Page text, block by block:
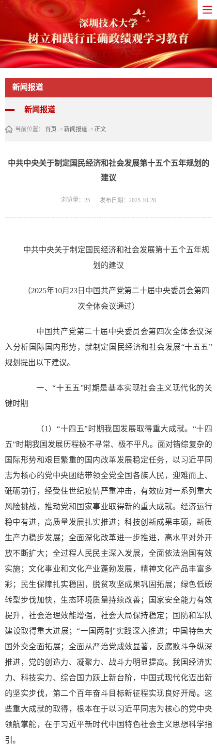
新闻报道
新闻报道
当前位置： 首页 -> 新闻报道-> 正文
中共中央关于制定国民经济和社会发展第十五个五年规划的
建议
浏览量： 25 发布日期：2025-10-28
中共中央关于制定国民经济和社会发展第十五个五年规
划的建议
（2025年10月23日中国共产党第二十届中央委员会第四
次全体会议通过）
中国共产党第二十届中央委员会第四次全体会议深
入分析国际国内形势，就制定国民经济和社会发展“十五五”
规划提出以下建议。
一、“十五五”时期是基本实现社会主义现代化的关
键时期
（1）“十四五”时期我国发展取得重大成就。“十四
五”时期我国发展历程极不寻常、极不平凡。面对错综复杂的
国际形势和艰巨繁重的国内改革发展稳定任务，以习近平同
志为核心的党中央团结带领全党全国各族人民，迎难而上、
砥砺前行，经受住世纪疫情严重冲击，有效应对一系列重大
风险挑战，推动党和国家事业取得新的重大成就。经济运行
稳中有进，高质量发展扎实推进；科技创新成果丰硕，新质
生产力稳步发展；全面深化改革进一步推进，高水平对外开
放不断扩大；全过程人民民主深入发展，全面依法治国有效
实施；文化事业和文化产业蓬勃发展，精神文化产品丰富多
彩；民生保障扎实稳固，脱贫攻坚成果巩固拓展；绿色低碳
转型步伐加快，生态环境质量持续改善；国家安全能力有效
提升，社会治理效能增强，社会大局保持稳定；国防和军队
建设取得重大进展；“一国两制”实践深入推进；中国特色大
国外交全面拓展；全面从严治党成效显著，反腐败斗争纵深
推进，党的创造力、凝聚力、战斗力明显提高。我国经济实
力、科技实力、综合国力跃上新台阶，中国式现代化迈出新
的坚实步伐，第二个百年奋斗目标新征程实现良好开局。这
些重大成就的取得，根本在于以习近平同志为核心的党中央
领航掌舵，在于习近平新时代中国特色社会主义思想科学指
引。